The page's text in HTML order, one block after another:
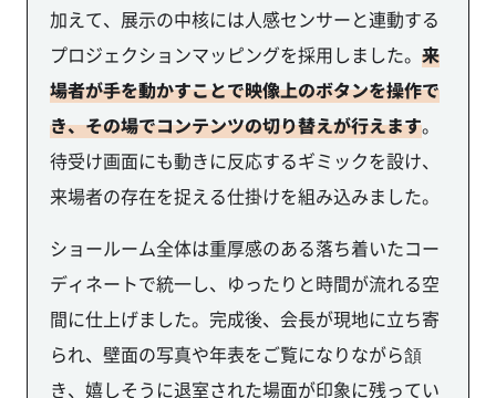
加えて、展示の中核には人感センサーと連動する
プロジェクションマッピングを採用しました。 来
場者が手を動かすことで映像上のボタンを操作で
き、その場でコンテンツの切り替えが行えます。
待受け画面にも動きに反応するギミックを設け、
来場者の存在を捉える仕掛けを組み込みました。
ショールーム全体は重厚感のある落ち着いたコー
ディネートで統一し、ゆったりと時間が流れる空
間に仕上げました。完成後、会長が現地に立ち寄
られ、壁面の写真や年表をご覧になりながら頷
き、嬉しそうに退室された場面が印象に残ってい